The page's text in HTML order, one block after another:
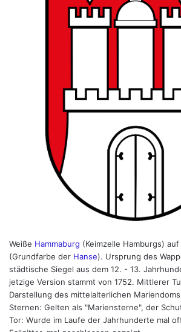
Weiße Hammaburg (Keimzelle Hamburgs)
(Grundfarbe der Hanse). Ursprung des
städtische Siegel aus dem 12. - 13.
jetzige Version stammt von 1752. Mittlerer
Darstellung des mittelalterlichen
Sternen: Gelten als "Mariensterne", der
Tor: Wurde im Laufe der Jahrhunderte mal